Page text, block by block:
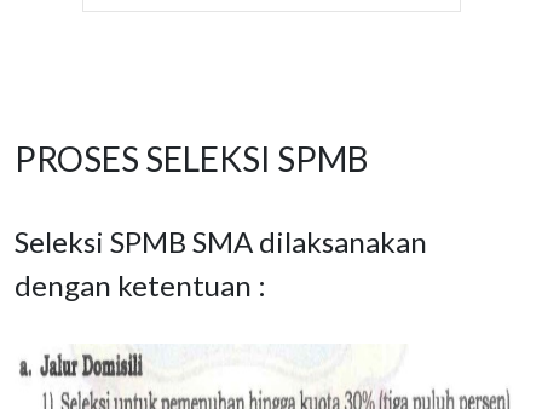
PROSES SELEKSI SPMB
Seleksi SPMB SMA dilaksanakan
dengan ketentuan :